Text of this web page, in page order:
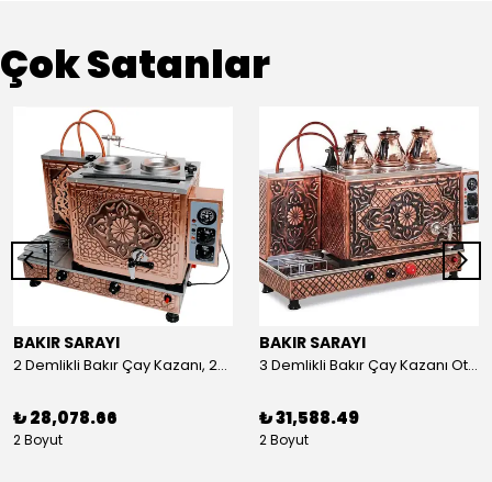
Çok Satanlar
BAKIR SARAYI
2 Demlikli Bakır Çay Kazanı, 25 Litre
₺ 28,078.66
2 Boyut
BAKIR SARAYI
3 Demlikli Bakır Çay Kazanı Otomatik, 30 Litre
₺ 31,588.49
2 Boyut